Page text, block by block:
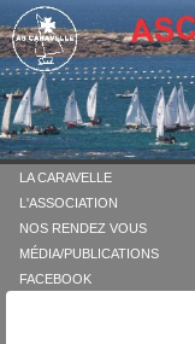
LA CARAVELLE
L'ASSOCIATION
NOS RENDEZ VOUS
MÉDIA/PUBLICATIONS
FACEBOOK